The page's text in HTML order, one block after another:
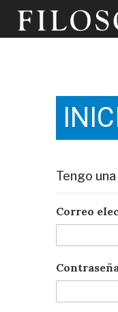
Tengo
Correo